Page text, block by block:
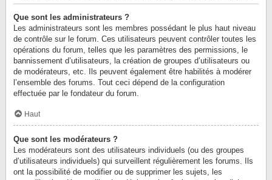
Que sont les administrateurs ?
Les administrateurs sont les membres possédant le plus haut niveau
de contrôle sur le forum. Ces utilisateurs peuvent contrôler toutes les
opérations du forum, telles que les paramètres des permissions, le
bannissement d’utilisateurs, la création de groupes d’utilisateurs ou
de modérateurs, etc. Ils peuvent également être habilités à modérer
l’ensemble des forums. Tout ceci dépend de la configuration
effectuée par le fondateur du forum.
Haut
Que sont les modérateurs ?
Les modérateurs sont des utilisateurs individuels (ou des groupes
d’utilisateurs individuels) qui surveillent régulièrement les forums. Ils
ont la possibilité de modifier ou de supprimer les sujets, les